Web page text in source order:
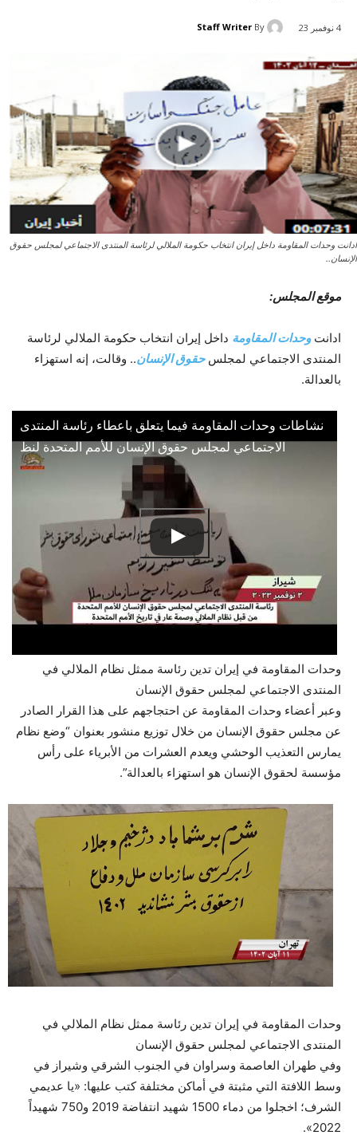
4 نوفمبر 23 By
Staff Writer
ادانت وحدات المقاومة داخل إيران انتخاب حكومة الملالي لرئاسة المنتدى الاجتماعي لمجلس حقوق
الإنسان..
موقع المجلس:
ادانتوحدات المقاومة داخل إيران انتخاب حكومة الملالي لرئاسة
المنتدى الاجتماعي لمجلسحقوق الإنسان.. وقالت، إنه استهزاء
بالعدالة.
نشاطات وحدات المقاومة فيما يتعلق باعطاء رئاسة المنتدى
الاجتماعي لمجلس حقوق الإنسان للأمم المتحدة لنظ
وحدات المقاومة في إيران تدين رئاسة ممثل نظام الملالي في
المنتدى الاجتماعي لمجلس حقوق الإنسان
وعبر أعضاء وحدات المقاومة عن احتجاجهم على هذا القرار الصادر
عن مجلس حقوق الإنسان من خلال توزيع منشور بعنوان “وضع نظام
يمارس التعذيب الوحشي ويعدم العشرات من الأبرياء على رأس
مؤسسة لحقوق الإنسان هو استهزاء بالعدالة”.
وحدات المقاومة في إيران تدين رئاسة ممثل نظام الملالي في
المنتدى الاجتماعي لمجلس حقوق الإنسان
وفي طهران العاصمة وسراوان في الجنوب الشرقي وشيراز في
وسط اللافتة التي مثبتة في أماكن مختلفة كتب عليها: «يا عديمي
الشرف؛ اخجلوا من دماء 1500 شهيد انتفاضة 2019 و750 شهيداً
2022».